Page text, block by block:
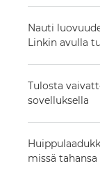
Nauti
Linkin avulla
Tulosta
sovelluksella
missä tahansa